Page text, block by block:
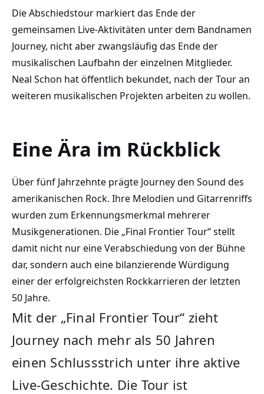
Die Abschiedstour markiert das Ende der
gemeinsamen Live-Aktivitäten unter dem Bandnamen
Journey, nicht aber zwangsläufig das Ende der
musikalischen Laufbahn der einzelnen Mitglieder.
Neal Schon hat öffentlich bekundet, nach der Tour an
weiteren musikalischen Projekten arbeiten zu wollen.
Eine Ära im Rückblick
Über fünf Jahrzehnte prägte Journey den Sound des
amerikanischen Rock. Ihre Melodien und Gitarrenriffs
wurden zum Erkennungsmerkmal mehrerer
Musikgenerationen. Die „Final Frontier Tour“ stellt
damit nicht nur eine Verabschiedung von der Bühne
dar, sondern auch eine bilanzierende Würdigung
einer der erfolgreichsten Rockkarrieren der letzten
50 Jahre.
Mit der „Final Frontier Tour“ zieht
Journey nach mehr als 50 Jahren
einen Schlussstrich unter ihre aktive
Live-Geschichte. Die Tour ist